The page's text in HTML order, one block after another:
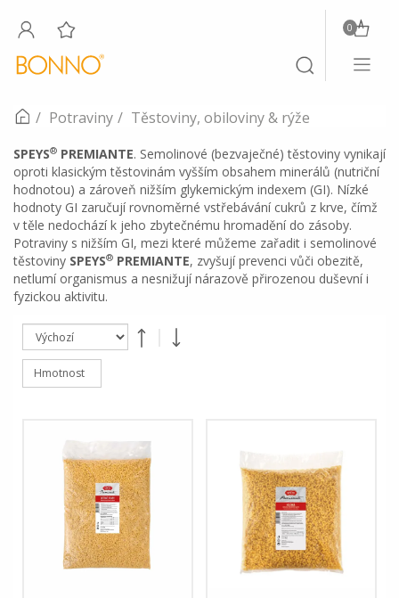
Toggle
search
0
Toggle
Potraviny Těstoviny, obiloviny & rýže
SPEYS® PREMIANTE. Semolinové (bezvaječné) těstoviny vynikají
oproti klasickým těstovinám vyšším obsahem minerálů (nutriční
hodnotou) a zároveň nižším glykemickým indexem (GI). Nízké
hodnoty GI zaručují rovnoměrné vstřebávání cukrů z krve, čímž
v těle nedochází k jeho zbytečnému hromadění do zásoby.
Potraviny s nižším GI, mezi které můžeme zařadit i semolinové
těstoviny SPEYS® PREMIANTE, zvyšují prevenci vůči obezitě,
netlumí organismus a nesnižují nárazově přirozenou duševní i
fyzickou aktivitu.
Hmotnost